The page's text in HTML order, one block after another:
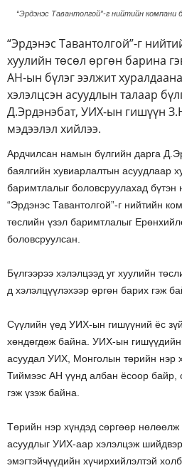
“Эрдэнэс Тавантолгой”-г нийтийн компани
“Эрдэнэс Тавантолгой”-г
хуулийн төсөл өргөн барина
АН-ын бүлэг ээлжит
хэлэлцсэн асуудлын талаар
Д.Эрдэнэбат, УИХ-ын гишүүн
мэдээлэл хийлээ.
Ардчилсан намын бүлгийн дарга
баялгийн хувиарлалтын асуудлаар
баримтлалыг боловсруулахад бүтэн
“Эрдэнэс Тавантолгой”-г нийтийн
төслийн үзэл баримтлалыг
боловсруулсан.
Бүлгээрээ хэлэлцээд уг хуулийн
д хэлэлцүүлэхээр өргөн барих гэж
Сүүлийн үед УИХ-ын гишүүний ёс
хөндөгдөж байна. УИХ-ын гишүүдийн
асуудал УИХ, Монголын төрийн нэр
Тиймээс АН үүнд албан ёсоор байр,
гэж үзэж байна.
Төрийн нэр хүндэд сөргөөр
асуудлыг УИХ-аар хэлэлцэж
эмэгтэйчүүдийн хүчирхийлэлтэй